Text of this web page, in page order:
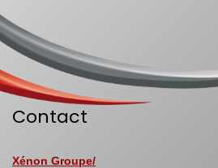
Contact
Xénon Groupe/